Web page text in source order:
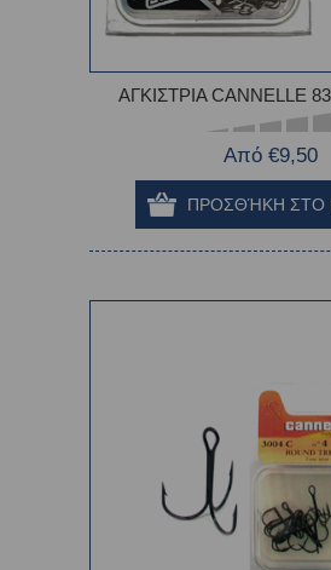
ΑΓΚΙΣΤΡΙΑ CANNELLE
Από €9,50